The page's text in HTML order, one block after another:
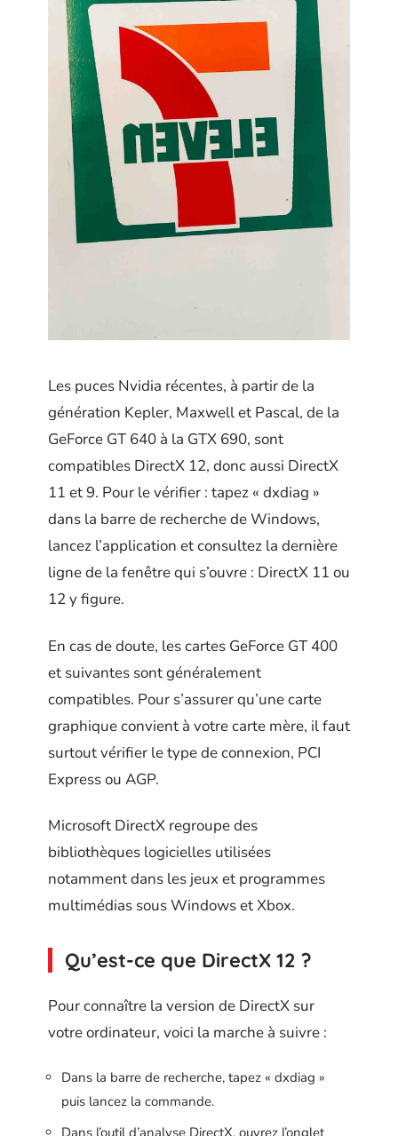
Les puces Nvidia récentes, à partir de la
génération Kepler, Maxwell et Pascal, de la
GeForce GT 640 à la GTX 690, sont
compatibles DirectX 12, donc aussi DirectX
11 et 9. Pour le vérifier : tapez « dxdiag »
dans la barre de recherche de Windows,
lancez l’application et consultez la dernière
ligne de la fenêtre qui s’ouvre : DirectX 11 ou
12 y figure.
En cas de doute, les cartes GeForce GT 400
et suivantes sont généralement
compatibles. Pour s’assurer qu’une carte
graphique convient à votre carte mère, il faut
surtout vérifier le type de connexion, PCI
Express ou AGP.
Microsoft DirectX regroupe des
bibliothèques logicielles utilisées
notamment dans les jeux et programmes
multimédias sous Windows et Xbox.
Qu’est-ce que DirectX 12 ?
Pour connaître la version de DirectX sur
votre ordinateur, voici la marche à suivre :
Dans la barre de recherche, tapez « dxdiag »
puis lancez la commande.
Dans l’outil d’analyse DirectX, ouvrez l’onglet